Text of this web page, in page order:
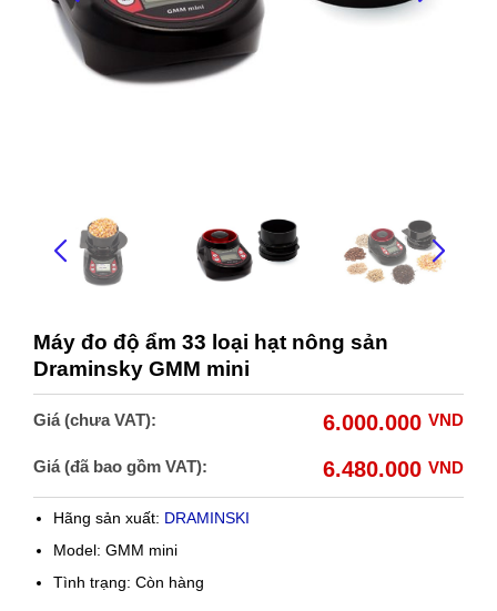
Máy đo độ ẩm 33 loại hạt nông sản
Draminsky GMM mini
Giá (chưa VAT): 6.000.000 VND
Giá (đã bao gồm VAT): 6.480.000 VND
Hãng sản xuất: DRAMINSKI
Model: GMM mini
Tình trạng: Còn hàng